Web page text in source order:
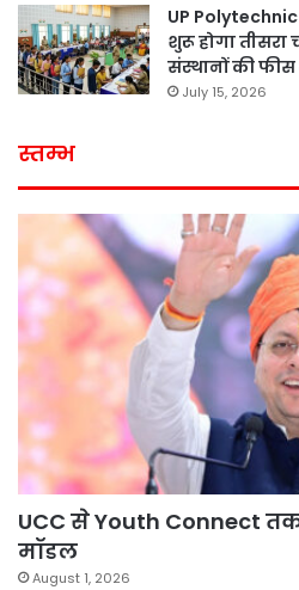
UP
शुरू होगा तीसरा
संस्थानों की फीस
July 15, 2026
स्तम्भ
UCC से Youth Connect
मॉडल
August 1, 2026